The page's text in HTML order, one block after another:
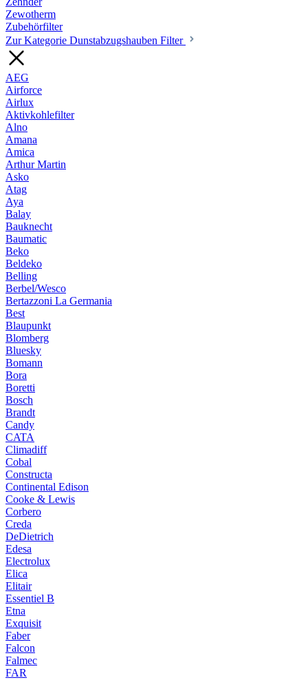
Zewotherm
Zubehörfilter
Zur Kategorie Dunstabzugshauben Filter
AEG
Airforce
Airlux
Aktivkohlefilter
Alno
Amana
Amica
Arthur Martin
Asko
Atag
Aya
Balay
Bauknecht
Baumatic
Beko
Beldeko
Belling
Berbel/Wesco
Bertazzoni La Germania
Best
Blaupunkt
Blomberg
Bluesky
Bomann
Bora
Boretti
Bosch
Brandt
Candy
CATA
Climadiff
Cobal
Constructa
Continental Edison
Cooke & Lewis
Corbero
Creda
DeDietrich
Edesa
Electrolux
Elica
Elitair
Essentiel B
Etna
Exquisit
Faber
Falcon
Falmec
FAR